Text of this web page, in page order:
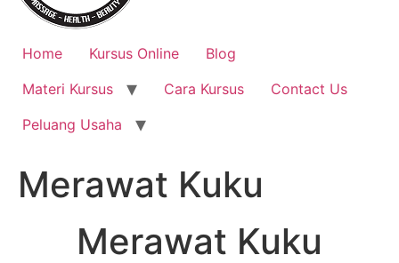
Home Kursus Online
Blog
Materi Kursus
Cara Kursus
Contact Us
Peluang Usaha
Merawat Kuku
Merawat Kuku